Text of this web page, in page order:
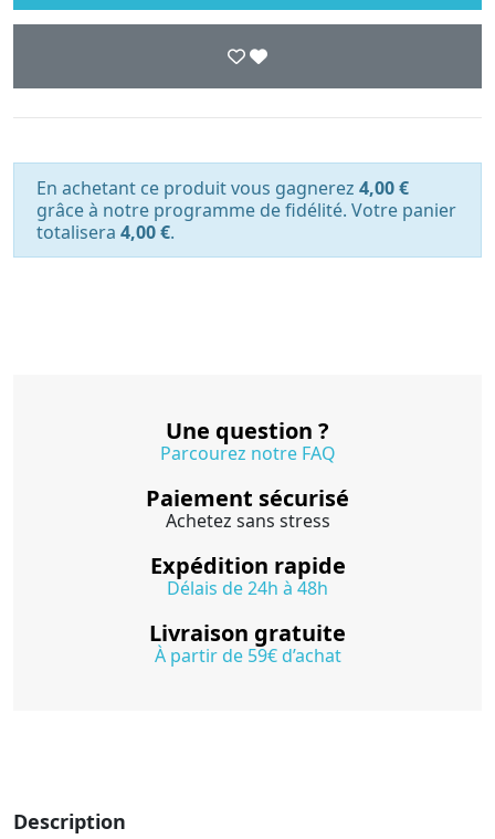
En achetant ce produit vous gagnerez 4,00 €
grâce à notre programme de fidélité. Votre panier
totalisera 4,00 €.
Une question ?
Parcourez notre FAQ
Paiement sécurisé
Achetez sans stress
Expédition rapide
Délais de 24h à 48h
Livraison gratuite
À partir de 59€ d’achat
Description